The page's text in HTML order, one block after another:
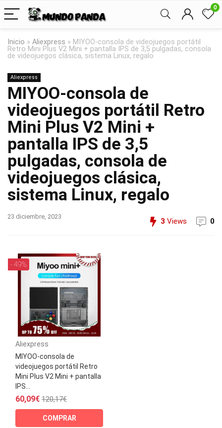
0
Inicio » Aliexpress » MIYOO-consola de videojuegos portátil
Retro Mini Plus V2 Mini + pantalla IPS de 3,5 pulgadas, consola
de videojuegos clásica, sistema Linux, regalo
Aliexpress
MIYOO-consola de
videojuegos portátil Retro
Mini Plus V2 Mini +
pantalla IPS de 3,5
pulgadas, consola de
videojuegos clásica,
sistema Linux, regalo
23 diciembre, 2023
3 Views 0
- 49%
Aliexpress
MIYOO-consola de
videojuegos portátil Retro
Mini Plus V2 Mini + pantalla
IPS...
60,09€ 120,17€
COMPRAR